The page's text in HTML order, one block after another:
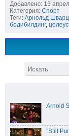
Добавлено: 13
Категория: Спорт
Теги: Арнольд
бодибилдинг,
Arnold
"Still